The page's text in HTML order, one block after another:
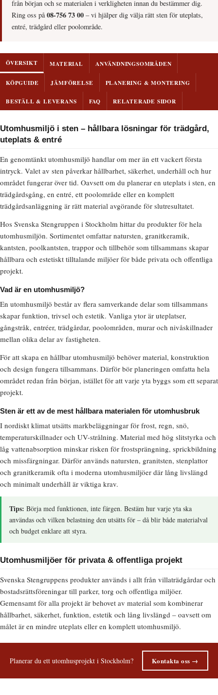
från början och se materialen i verkligheten innan du bestämmer dig.
Ring oss på08-756 73 00 – vi hjälper dig välja rätt sten för uteplats,
entré, trädgård eller poolområde.
ÖVERSIKT MATERIAL ANVÄNDNINGSOMRÅDEN
KÖPGUIDE JÄMFÖRELSE PLANERING & MONTERING
BESTÄLL & LEVERANS FAQ RELATERADE SIDOR
Utomhusmiljö i sten – hållbara lösningar för trädgård,
uteplats & entré
En genomtänkt utomhusmiljö handlar om mer än ett vackert första
intryck. Valet av sten påverkar hållbarhet, säkerhet, underhåll och hur
området fungerar över tid. Oavsett om du planerar en uteplats i sten, en
trädgårdsgång, en entré, ett poolområde eller en komplett
trädgårdsanläggning är rätt material avgörande för slutresultatet.
Hos Svenska Stengruppen i Stockholm hittar du produkter för hela
utomhusmiljön. Sortimentet omfattar natursten, granitkeramik,
kantsten, poolkantsten, trappor och tillbehör som tillsammans skapar
hållbara och estetiskt tilltalande miljöer för både privata och offentliga
projekt.
Vad är en utomhusmiljö?
En utomhusmiljö består av flera samverkande delar som tillsammans
skapar funktion, trivsel och estetik. Vanliga ytor är uteplatser,
gångstråk, entréer, trädgårdar, poolområden, murar och nivåskillnader
mellan olika delar av fastigheten.
För att skapa en hållbar utomhusmiljö behöver material, konstruktion
och design fungera tillsammans. Därför bör planeringen omfatta hela
området redan från början, istället för att varje yta byggs som ett separat
projekt.
Sten är ett av de mest hållbara materialen för utomhusbruk
I nordiskt klimat utsätts markbeläggningar för frost, regn, snö,
temperaturskillnader och UV-strålning. Material med hög slitstyrka och
låg vattenabsorption minskar risken för frostsprängning, sprickbildning
och missfärgningar. Därför används natursten, granitsten, stenplattor
och granitkeramik ofta i moderna utomhusmiljöer där lång livslängd
och minimalt underhåll är viktiga krav.
Tips: Börja med funktionen, inte färgen. Bestäm hur varje yta ska
användas och vilken belastning den utsätts för – då blir både materialval
och budget enklare att styra.
Utomhusmiljöer för privata & offentliga projekt
Svenska Stengruppens produkter används i allt från villaträdgårdar och
bostadsrättsföreningar till parker, torg och offentliga miljöer.
Gemensamt för alla projekt är behovet av material som kombinerar
hållbarhet, säkerhet, funktion, estetik och lång livslängd – oavsett om
målet är en mindre uteplats eller en komplett utomhusmiljö.
Planerar du ett utomhusprojekt i Stockholm? Kontakta oss →